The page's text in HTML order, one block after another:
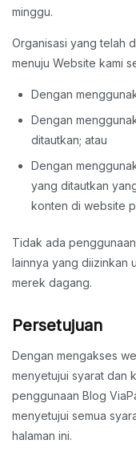
minggu.
Organisasi yang telah
menuju Website kami
Dengan
Dengan
ditautkan; atau
Dengan
yang ditautkan
konten di website
Tidak ada
lainnya yang diizinkan
merek dagang.
Persetujuan
Dengan mengakses
menyetujui syarat dan
penggunaan Blog
menyetujui semua
halaman ini.